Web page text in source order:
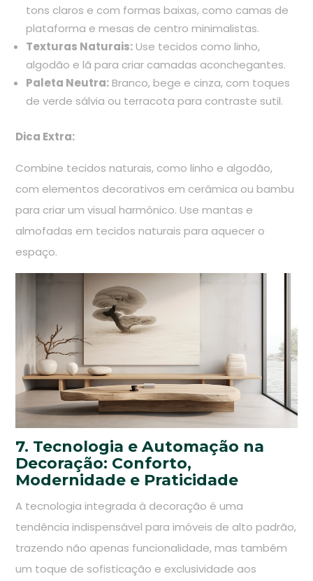
tons claros e com formas baixas, como camas de
plataforma e mesas de centro minimalistas.
Texturas Naturais:Use tecidos como linho,
algodão e lã para criar camadas aconchegantes.
Paleta Neutra:Branco, bege e cinza, com toques
de verde sálvia ou terracota para contraste sutil.
Dica Extra:
Combine tecidos naturais, como linho e algodão,
com elementos decorativos em cerâmica ou bambu
para criar um visual harmônico. Use mantas e
almofadas em tecidos naturais para aquecer o
espaço.
7. Tecnologia e Automação na
Decoração: Conforto,
Modernidade e Praticidade
A tecnologia integrada à decoração é uma
tendência indispensável para imóveis de alto padrão,
trazendo não apenas funcionalidade, mas também
um toque de sofisticação e exclusividade aos